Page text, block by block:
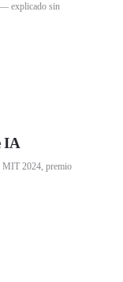
explicado sin
IA
MIT 2024, premio